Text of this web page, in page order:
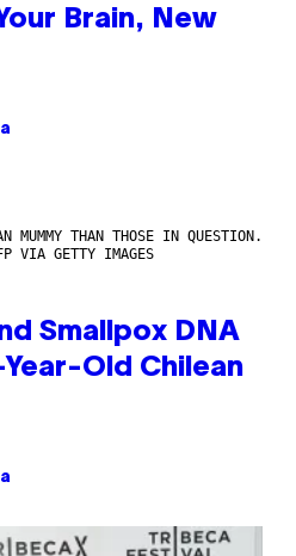
Brain, New
MUMMY THAN THOSE IN QUESTION.
VIA GETTY IMAGES
Smallpox DNA
Old Chilean